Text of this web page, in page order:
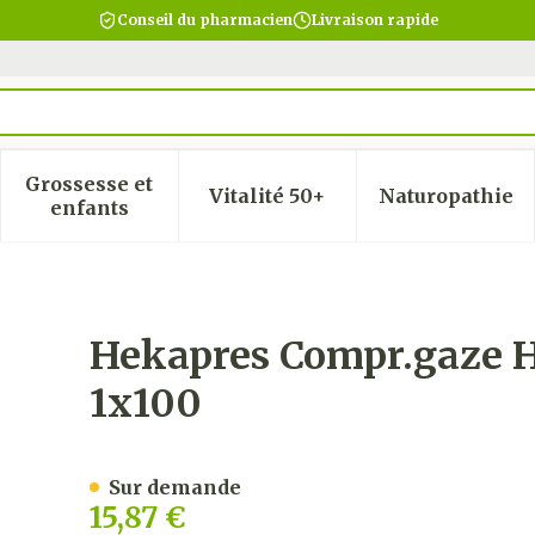
Conseil du pharmacien Livraison rapide
catégorie Beauté, soins et hygiène
sous-menu pour la catégorie Régime,
Grossesse et
enfantsAfficher le sous-menu pour la catégorie
Vitalité 50+Afficher le sous-menu
Naturopathie
Afficher
5x5cm 12pl 1x100
Hekapres Compr.gaze
1x100
15,87 €
Sur demande